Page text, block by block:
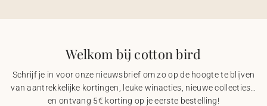
Welkom bij cotton bird
Schrijf je in voor onze nieuwsbrief om zo op de hoogte te blijven
van aantrekkelijke kortingen, leuke winacties, nieuwe collecties…
en ontvang 5€ korting op je eerste bestelling!